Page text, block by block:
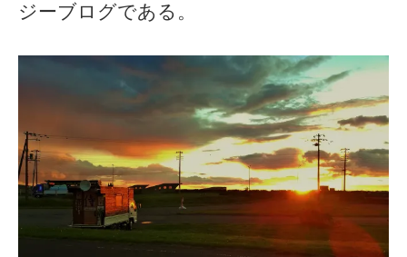
ジーブログである。